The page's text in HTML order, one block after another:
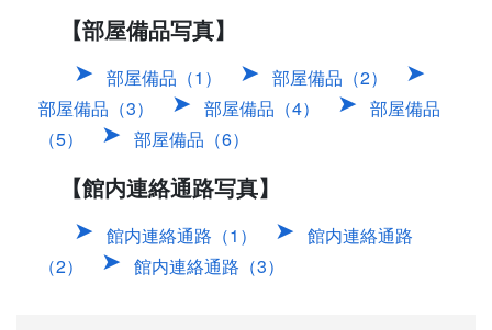
【部屋備品写真】
部屋備品（1）
部屋備品（2）
部屋備品（3）
部屋備品（4）
部屋備品
（5）
部屋備品（6）
【館内連絡通路写真】
館内連絡通路（1）
館内連絡通路
（2）
館内連絡通路（3）